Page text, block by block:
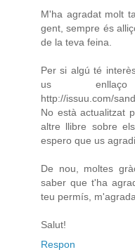
M'ha agradat molt
gent, sempre és
de la teva feina.
Per si algú té
us
http://issuu.com/
No està actualitzat
altre llibre sobre
espero que us
De nou, moltes
saber que t'ha
teu permís,
Salut!
Respon